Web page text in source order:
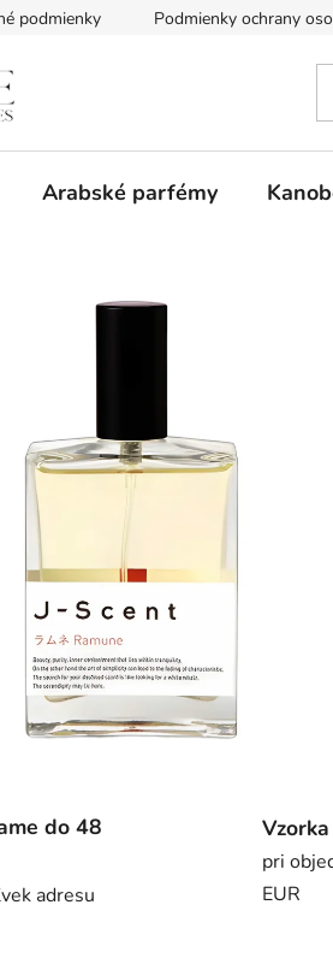
podmienky Podmienky ochrany
Arabské parfémy
do 48
adresu
pri
EUR